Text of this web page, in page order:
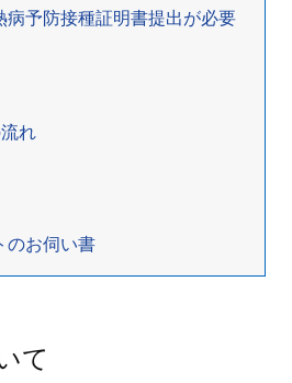
予防接種証明書提出が必要
れ
のお伺い書
て